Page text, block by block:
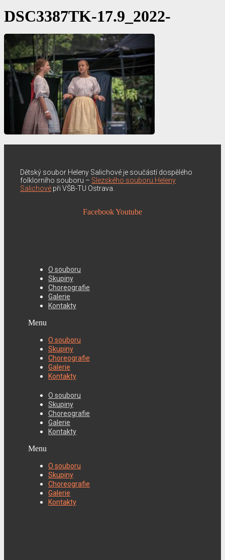
DSC3387TK-17.9_2022-
Dětský soubor Heleny Salichové je součástí dospělého
folklorního souboru – Slezského souboru Heleny
Salichové při VŠB-TU Ostrava.
FacebookYoutube
O souboru
Skupiny
Choreografie
Galerie
Kontakty
Menu
O souboru
Skupiny
Choreografie
Galerie
Kontakty
O souboru
Skupiny
Choreografie
Galerie
Kontakty
Menu
O souboru
Skupiny
Choreografie
Galerie
Kontakty